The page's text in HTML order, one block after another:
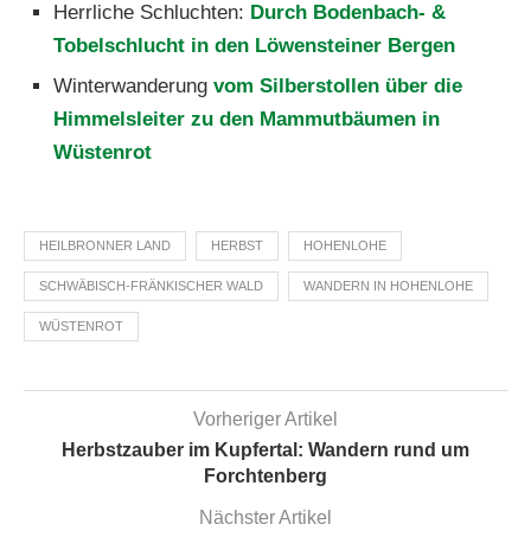
Herrliche Schluchten: Durch Bodenbach- &
Tobelschlucht in den Löwensteiner Bergen
Winterwanderung vom Silberstollen über die
Himmelsleiter zu den Mammutbäumen in
Wüstenrot
HEILBRONNER LAND HERBST HOHENLOHE
SCHWÄBISCH-FRÄNKISCHER WALD WANDERN IN HOHENLOHE
WÜSTENROT
Vorheriger Artikel
Herbstzauber im Kupfertal: Wandern rund um
Forchtenberg
Nächster Artikel